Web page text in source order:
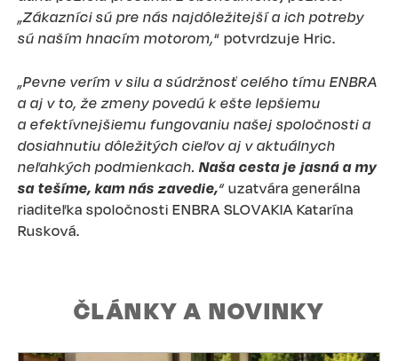
„Zákazníci sú pre nás najdôležitejší a ich potreby
sú naším hnacím motorom,“ potvrdzuje Hric.
„Pevne ​​verím v silu a súdržnosť celého tímu ENBRA
a aj v to, že zmeny povedú k ešte lepšiemu
a efektívnejšiemu fungovaniu našej spoločnosti a
dosiahnutiu dôležitých cieľov aj v aktuálnych
neľahkých podmienkach. Naša cesta je jasná a my
sa tešíme, kam nás zavedie,“ uzatvára generálna
riaditeľka spoločnosti ENBRA SLOVAKIA Katarína
Rusková.
ČLÁNKY A NOVINKY